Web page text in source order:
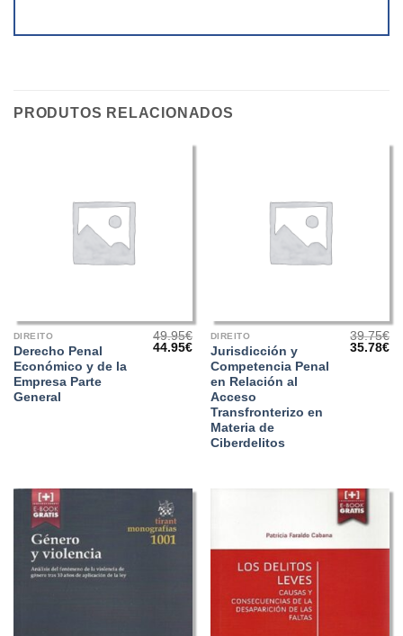
PRODUTOS RELACIONADOS
DIREITO
Derecho Penal
Económico y de la
Empresa Parte
General
49.95€
O
44.95€O
preço
atual
44.95€.
DIREITO
Jurisdicción y
Competencia Penal
en Relación al
Acceso
Transfronterizo en
Materia de
Ciberdelitos
39.75€
O
35.78€O